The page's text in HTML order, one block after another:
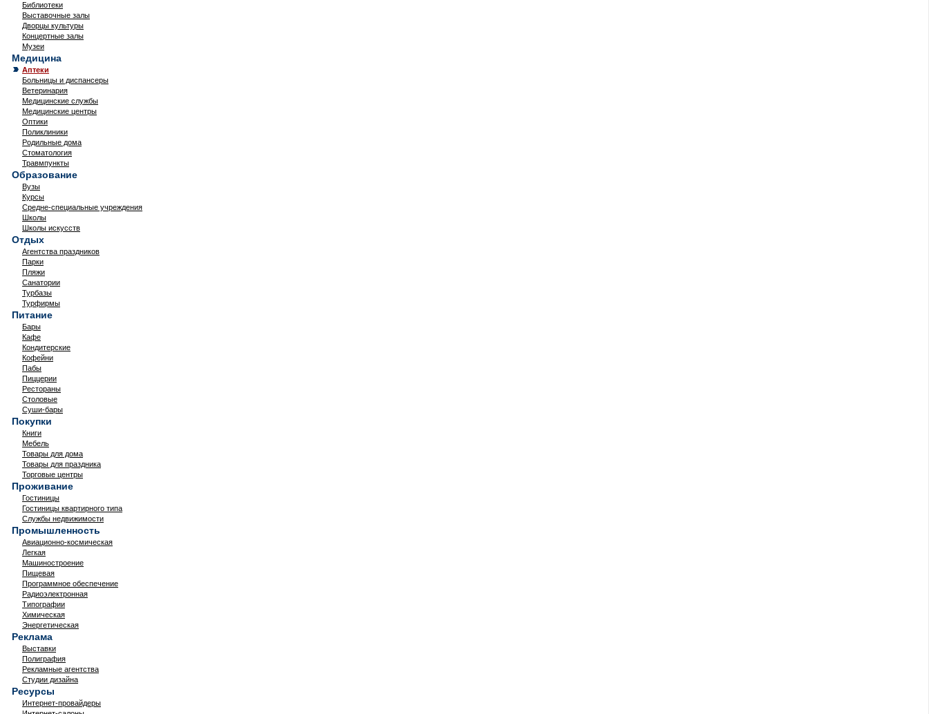
Библиотеки
Выставочные залы
Дворцы культуры
Концертные залы
Музеи
Медицина
Аптеки
Больницы и диспансеры
Ветеринария
Медицинские службы
Медицинские центры
Оптики
Поликлиники
Родильные дома
Стоматология
Травмпункты
Образование
Вузы
Курсы
Средне-специальные учреждения
Школы
Школы искусств
Отдых
Агентства праздников
Парки
Пляжи
Санатории
Турбазы
Турфирмы
Питание
Бары
Кафе
Кондитерские
Кофейни
Пабы
Пиццерии
Рестораны
Столовые
Суши-бары
Покупки
Книги
Мебель
Товары для дома
Товары для праздника
Торговые центры
Проживание
Гостиницы
Гостиницы квартирного типа
Службы недвижимости
Промышленность
Авиационно-космическая
Легкая
Машиностроение
Пищевая
Программное обеспечение
Радиоэлектронная
Типографии
Химическая
Энергетическая
Реклама
Выставки
Полиграфия
Рекламные агентства
Студии дизайна
Ресурсы
Интернет-провайдеры